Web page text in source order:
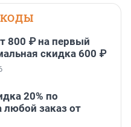
800 ₽ на первый
скидка 600 ₽
20% по
любой заказ от